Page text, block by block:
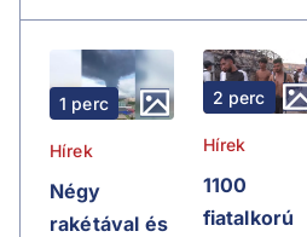
1 perc
Hírek
Négy
rakétával és
2 perc
Hírek
1100
fiatalkorú